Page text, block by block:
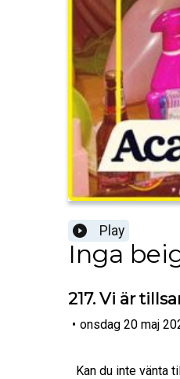
Play
Inga
217. Vi är
• onsdag 20 maj
Kan du inte vänta